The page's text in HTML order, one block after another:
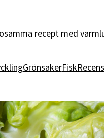
recept med
GrönsakerFisk